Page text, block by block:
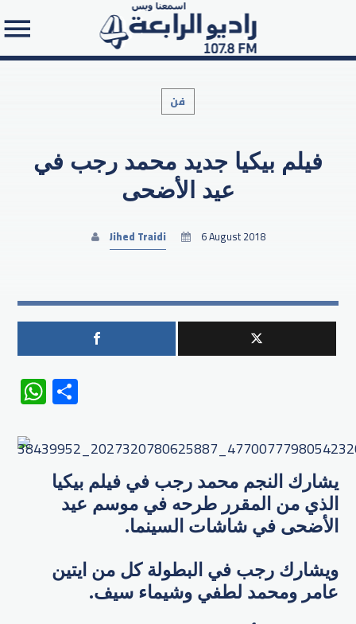
Search in the website:
فن
فيلم بيكيا جديد محمد رجب في
عيد الأضحى
Jihed Traidi 6 August 2018
WhatsApp
يشارك النجم محمد رجب في فيلم بيكيا
الذي من المقرر طرحه في موسم عيد
الأضحى في شاشات السينما.
ويشارك رجب في البطولة كل من ايتين
عامر ومحمد لطفي وشيماء سيف.